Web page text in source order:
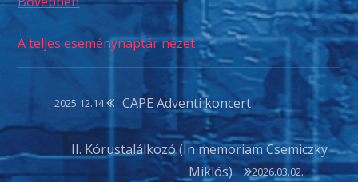
A teljes eseménynaptár nézet
Bejegyzés
navigáció
CAPE Adventi koncert
2025.12.14.
II. Kórustalálkozó (In memoriam Csemiczky
Miklós)
2026.03.02.